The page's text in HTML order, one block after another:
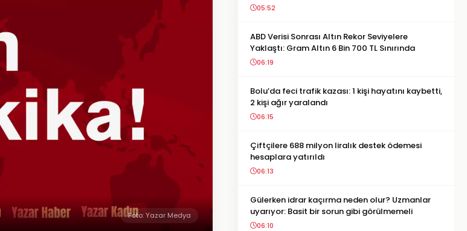
Foto: Yazar Medya
05:52
ABD Verisi Sonrası Altın Rekor Seviyelere
Yaklaştı: Gram Altın 6 Bin 700 TL Sınırında
06:19
Bolu’da feci trafik kazası: 1 kişi hayatını kaybetti,
2 kişi ağır yaralandı
06:15
Çiftçilere 688 milyon liralık destek ödemesi
hesaplara yatırıldı
06:13
Gülerken idrar kaçırma neden olur? Uzmanlar
uyarıyor: Basit bir sorun gibi görülmemeli
06:10